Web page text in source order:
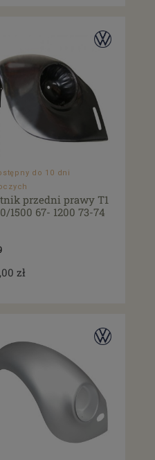
do 10 dni
przedni prawy T1
1500 67- 1200 73-74
zł